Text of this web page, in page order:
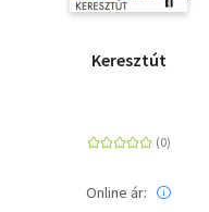
Keresztút
Online ár: